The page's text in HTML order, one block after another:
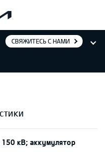
СВЯЖИТЕСЬ С НАМИ
150 кВ; aккумулятор